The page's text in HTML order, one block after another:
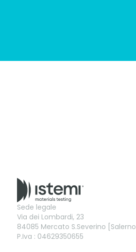
Sede legale
Via dei Lombardi, 23
84085 Mercato S.Severino [Salerno]
P.Iva : 04629350655